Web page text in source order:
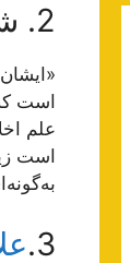
2. شیخ آقا بزرگ طهرانی رضوان اللَه علیه :
است
علم
است
3.